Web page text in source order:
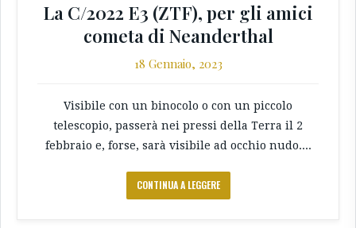
La C/2022 E3 (ZTF), per gli amici
cometa di Neanderthal
18 Gennaio, 2023
Visibile con un binocolo o con un piccolo
telescopio, passerà nei pressi della Terra il 2
febbraio e, forse, sarà visibile ad occhio nudo....
CONTINUA A LEGGERE